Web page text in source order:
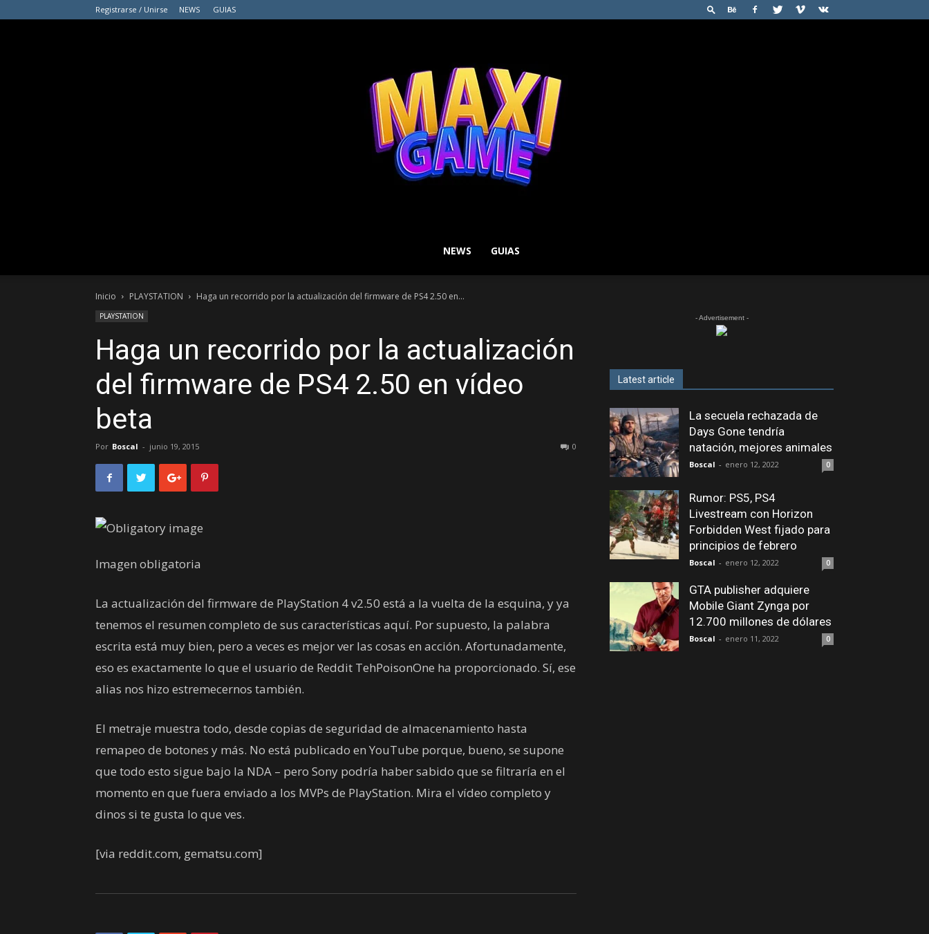
Registrarse / Unirse NEWS GUIAS
GAME
NEWS GUIAS
Inicio PLAYSTATION Haga un recorrido por la actualización del firmware de PS4 2.50 en...
PLAYSTATION
Haga un recorrido por la actualización
del firmware de PS4 2.50 en vídeo
beta
Por Boscal - junio 19, 2015 0
Imagen obligatoria
La actualización del firmware de PlayStation 4 v2.50 está a la vuelta de la esquina, y ya
tenemos el resumen completo de sus características aquí. Por supuesto, la palabra
escrita está muy bien, pero a veces es mejor ver las cosas en acción. Afortunadamente,
eso es exactamente lo que el usuario de Reddit TehPoisonOne ha proporcionado. Sí, ese
alias nos hizo estremecernos también.
El metraje muestra todo, desde copias de seguridad de almacenamiento hasta
remapeo de botones y más. No está publicado en YouTube porque, bueno, se supone
que todo esto sigue bajo la NDA – pero Sony podría haber sabido que se filtraría en el
momento en que fuera enviado a los MVPs de PlayStation. Mira el vídeo completo y
dinos si te gusta lo que ves.
[via reddit.com, gematsu.com]
- Advertisement -
Latest article
La secuela rechazada de
Days Gone tendría
natación, mejores animales
Boscal - enero 12, 2022 0
Rumor: PS5, PS4
Livestream con Horizon
Forbidden West fijado para
principios de febrero
Boscal - enero 12, 2022 0
GTA publisher adquiere
Mobile Giant Zynga por
12.700 millones de dólares
Boscal - enero 11, 2022 0